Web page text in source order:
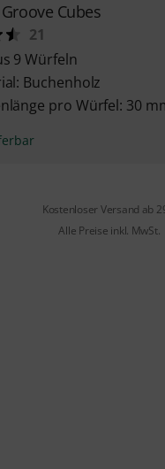
Groove Cubes
21
9 Würfeln
Buchenholz
pro Würfel: 30
Kostenloser Versand ab
Alle Preise inkl. MwSt.